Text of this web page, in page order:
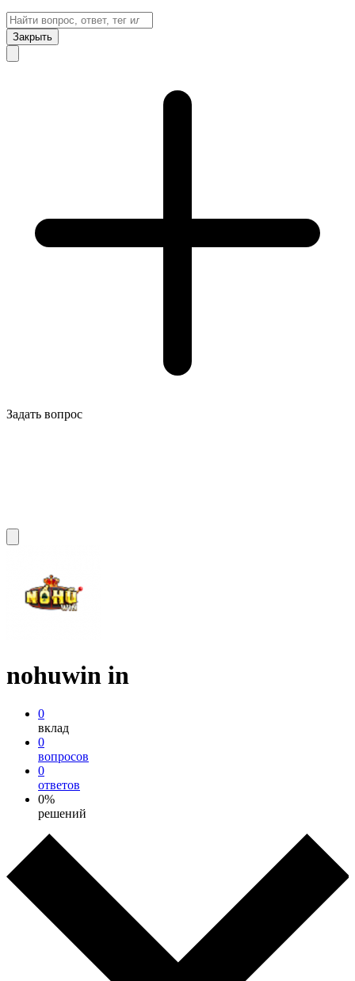
Закрыть
Задать вопрос
nohuwin in
0
вклад
0
вопросов
0
ответов
0%
решений